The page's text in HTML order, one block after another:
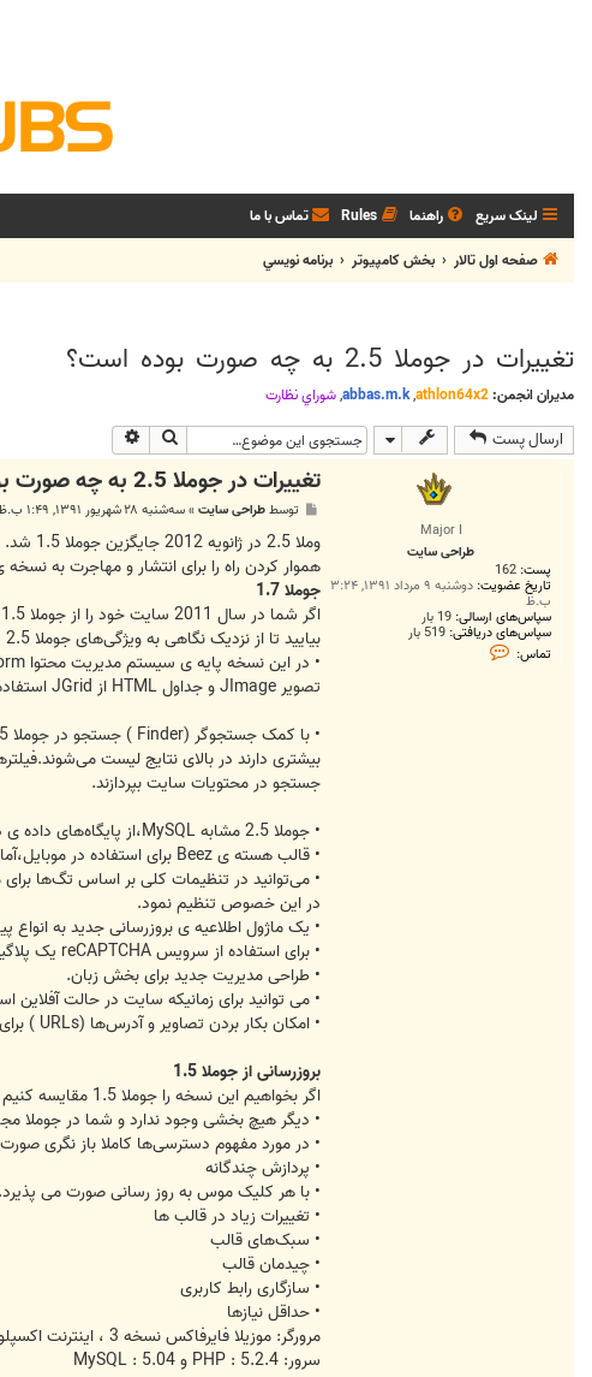
لینک سریع راهنما Rules تماس با ما
صفحه اول تالار
بخش كامپيوتر برنامه نويسي
تغییرات در جوملا 2.5 به چه صورت بوده است؟
مدیران انجمن: athlon64x2
,
abbas.m.k
,شوراي نظارت
ارسال پست جستجو
Major I
طراحی سایت
پست: 162
تاریخ عضویت: دوشنبه ۹ مرداد ۱۳۹۱, ۳:۲۴
ب.ظ
سپاس‌های ارسالی: 19 بار
سپاس‌های دریافتی: 519 بار
تماس:
ت
تغییرات در جوملا 2.5 به چه صورت بوده است؟
ت
توسططراحی سایت»سه‌شنبه ۲۸ شهریور ۱۳۹۱, ۱:۴۹ ب.ظ
هموار کردن راه را برای انتشار و مهاجرت به نسخه ی 2.5 هموار منتشر
جوملا 1.7
اگر شما در سال 2011 سایت خود را از جوملا 1.5 به 1.7 ارتقا داده باشید، احتمالاً از تمام قابلیت ها و ویژگی‌های نسخه های 1.6 و 1.7 نیز استفاده کرده اید.
بیایید تا از نزدیک نگاهی به ویژگی‌های جوملا 2.5 داشته باشیم.
تصویر JImage و جداول HTML از JGrid استفاده می‌شود.ضمن اینکه از نسخه ی جدید کتابخانه جاوا اسکریپت(1.4)، MooTools نیز در آن استفاده شده است.
بیشتری دارند در بالای نتایج لیست
جستجو در محتویات سایت بپردازند.
• جوملا 2.5 مشابه MySQL،از پایگاه‌های داده ی دیگری که به آن معرفی شده باشد،نیز پشتیبانی می‌کند.
• قالب هسته ی Beez برای استفاده در موبایل،آماده سازی شده است.
• می‌توانید در تنظیمات کلی بر اساس تگ‌ها
در این خصوص تنظیم نمود.
• یک ماژول اطلاعیه ی بروزرسانی جدید به انواع
• برای استفاده از سرویس reCAPTCHA یک پلاگین captcha اضافه شده است.
• طراحی مدیریت جدید برای بخش زبان.
• می توانید برای زمانیکه سایت در حالت آفلاین
• امکان بکار بردن تصاویر و آدرس‌ها (URLs ) برای مقالات. میتوانید تصویری کوچک در معرفی محتوا نمایش دهید، در کل متن مقاله یک تصویر به همراه سه لینک برای چیدمان مقاله قرار دهید.
بروزرسانی از جوملا 1.5
اگر بخواهیم این نسخه را جوملا 1.5 مقایسه کنیم لیستی طولانی از امکانات و بهبودهای به روز شده وجود دارد. در اینجا لیستی از مهم‌ترین تغییرات را به اختصار می آوریم.
• دیگر هیچ بخشی وجود ندارد و شما در جوملا
• در مورد مفهوم دسترسی‌ها کاملا باز نگری
• پردازش چندگانه
• با هر کلیک موس به روز رسانی صورت می پذیرد.
• تغییرات زیاد در قالب ها
• سبک‌های قالب
• چیدمان قالب
• سازگاری رابط کاربری
• حداقل نیازها
مرورگر: موزیلا فایرفاکس نسخه 3 ، اینترنت اکسپلورر نسخه 7 ، سافاری نسخه 4.
سرور: PHP : 5.2.4 و MySQL : 5.04